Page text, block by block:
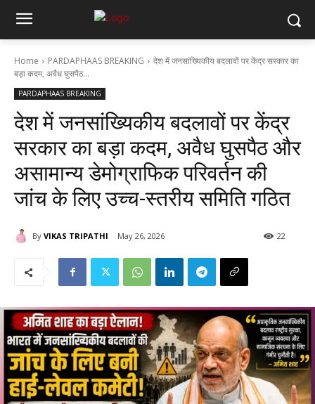
Home PARDAPHAAS BREAKING
देश में जनसांख्यिकीय बदलावों पर केंद्र सरकार का
बड़ा कदम, अवैध घुसपैठ...
PARDAPHAAS BREAKING
देश में जनसांख्यिकीय बदलावों पर केंद्र
सरकार का बड़ा कदम, अवैध घुसपैठ और
असामान्य डेमोग्राफिक परिवर्तन की
जांच के लिए उच्च-स्तरीय समिति गठित
By VIKAS TRIPATHI May 26, 2026 22